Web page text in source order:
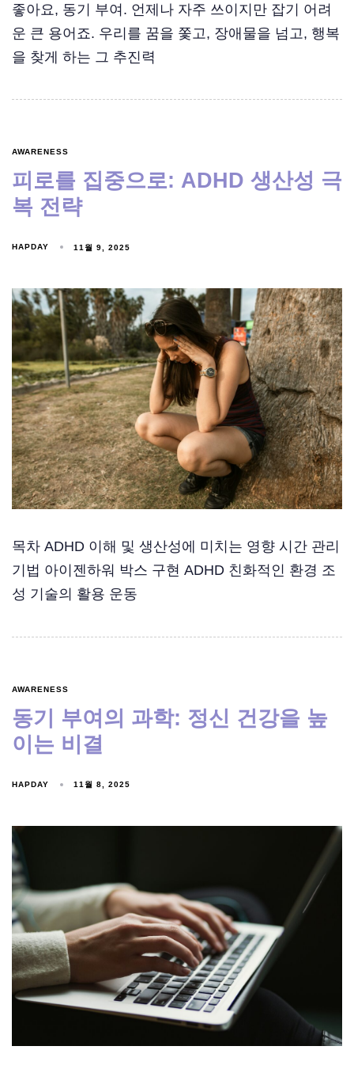
좋아요, 동기 부여. 언제나 자주 쓰이지만 잡기 어려
운 큰 용어죠. 우리를 꿈을 쫓고, 장애물을 넘고, 행복
을 찾게 하는 그 추진력
AWARENESS
피로를 집중으로: ADHD 생산성 극
복 전략
HAPDAY 11월 9, 2025
목차 ADHD 이해 및 생산성에 미치는 영향 시간 관리
기법 아이젠하워 박스 구현 ADHD 친화적인 환경 조
성 기술의 활용 운동
AWARENESS
동기 부여의 과학: 정신 건강을 높
이는 비결
HAPDAY 11월 8, 2025